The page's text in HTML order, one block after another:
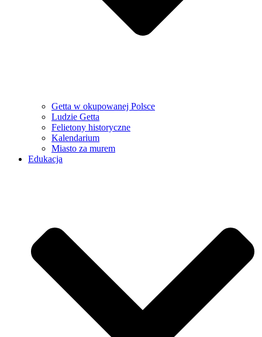
Getta w okupowanej Polsce
Ludzie Getta
Felietony historyczne
Kalendarium
Miasto za murem
Edukacja